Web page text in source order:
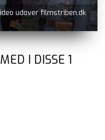
udover filmstriben.dk
I DISSE 1